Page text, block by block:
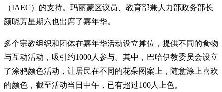
（IAEC）的支持。玛丽蒙区议员、教育部兼人力部政务部长
颜晓芳星期六也出席了嘉年华。
多个宗教组织和团体在嘉年华活动设立摊位，提供不同的食物
与互动活动，吸引约1000人参与。其中，巴哈伊教委员会设立
了涂鸦颜色活动，让居民在不同的花朵图案上，随意涂上喜欢
的颜色，截至活动当日中午，已有超过100人上色。